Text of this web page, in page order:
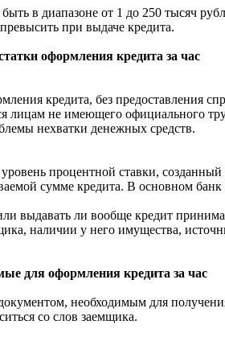
в диапазоне от 1 до 250 тысяч
при выдаче кредита.
оформления кредита за час
кредита, без предоставления
лицам не имеющего официального
нехватки денежных средств.
процентной ставки,
сумме кредита. В основном
выдавать ли вообще кредит
наличии у него имущества,
для оформления кредита за час
необходимым для
со слов заемщика.